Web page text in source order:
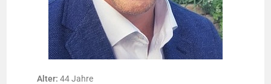
Alter: 44 Jahre